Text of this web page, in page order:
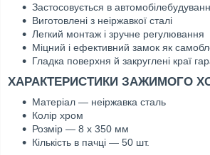
Застосовується в
Виготовлені з неіржавкої сталі
Легкий монтаж і зручне регулювання
Міцний і ефективний замок як
Гладка поверхня й закруглені краї
ХАРАКТЕРИСТИКИ ЗАЖИМОГО
Матеріал — неіржавка сталь
Колір хром
Розмір — 8 x 350 мм
Кількість в пачці — 50 шт.